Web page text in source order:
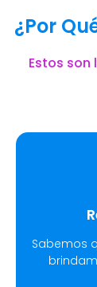
¿Por
Estos
Sabemos